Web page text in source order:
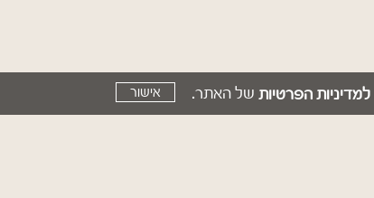
למדיניות הפרטיות של האתר. אישור